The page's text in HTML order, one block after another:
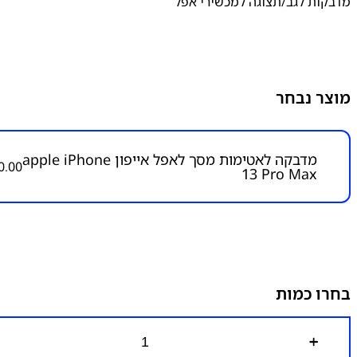
מוצר נבחר
מדבקה לאטימות מסך לאפל אייפון apple iPhone
13 Pro Max
בחרו כמות